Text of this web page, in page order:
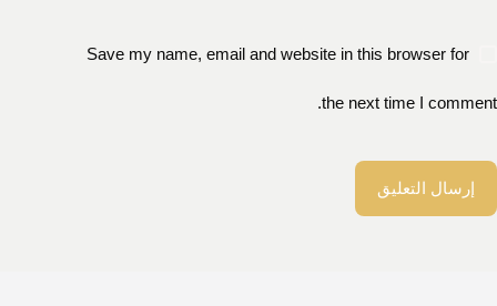
Save my name, email and website in this browser for
the next time I comment.
إرسال التعليق